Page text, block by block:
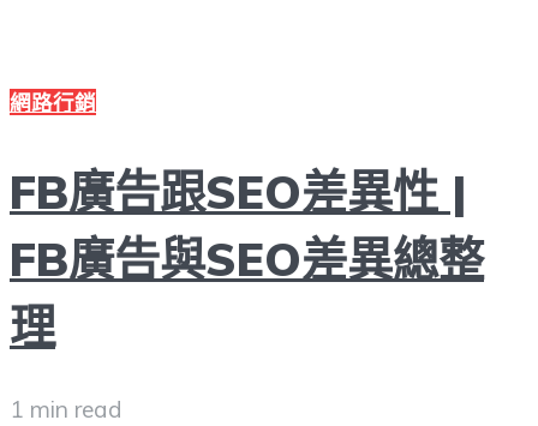
網路行銷
FB廣告跟SEO差異性 |
FB廣告與SEO差異總整
理
1 min read